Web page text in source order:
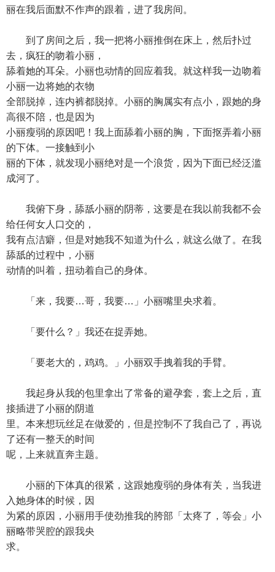
丽在我后面默不作声的跟着，进了我房间。
到了房间之后，我一把将小丽推倒在床上，然后扑过
去，疯狂的吻着小丽，
舔着她的耳朵。小丽也动情的回应着我。就这样我一边吻着
小丽一边将她的衣物
全部脱掉，连内裤都脱掉。小丽的胸属实有点小，跟她的身
高很不陪，也是因为
小丽瘦弱的原因吧！我上面舔着小丽的胸，下面抠弄着小丽
的下体。一接触到小
丽的下体，就发现小丽绝对是一个浪货，因为下面已经泛滥
成河了。
我俯下身，舔舐小丽的阴蒂，这要是在我以前我都不会
给任何女人口交的，
我有点洁癖，但是对她我不知道为什么，就这么做了。在我
舔舐的过程中，小丽
动情的叫着，扭动着自己的身体。
「来，我要…哥，我要…」小丽嘴里央求着。
「要什么？」我还在捉弄她。
「要老大的，鸡鸡。」小丽双手拽着我的手臂。
我起身从我的包里拿出了常备的避孕套，套上之后，直
接插进了小丽的阴道
里。本来想玩丝足在做爱的，但是控制不了我自己了，再说
了还有一整天的时间
呢，上来就直奔主题。
小丽的下体真的很紧，这跟她瘦弱的身体有关，当我进
入她身体的时候，因
为紧的原因，小丽用手使劲推我的胯部「太疼了，等会」小
丽略带哭腔的跟我央
求。